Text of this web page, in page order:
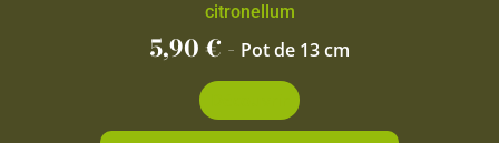
citronellum
5,90€ - Pot de 13 cm